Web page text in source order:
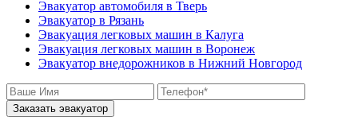
Как вызвать эвакуатор с подземного
паркинга
Эвакуатор автовоз из Москвы в Новгород
- Марьино недорого
Эвакуатор автовоз из Москвы в Новгород
- Питер
эвакуатор седан
эвакуатор пикапа
Эвакуатор автомобиля в Тверь
Эвакуатор в Рязань
Эвакуация легковых машин в Калуга
Эвакуация легковых машин в Воронеж
Эвакуатор внедорожников в Нижний Новгород
Заказать эвакуатор